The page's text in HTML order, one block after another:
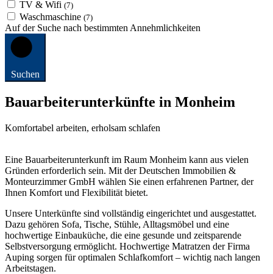
TV & Wifi (7)
Waschmaschine (7)
Auf der Suche nach bestimmten Annehmlichkeiten
Suchen
Bauarbeiterunterkünfte in Monheim
Komfortabel arbeiten, erholsam schlafen
Eine Bauarbeiterunterkunft im Raum Monheim kann aus vielen
Gründen erforderlich sein. Mit der Deutschen Immobilien &
Monteurzimmer GmbH wählen Sie einen erfahrenen Partner, der
Ihnen Komfort und Flexibilität bietet.
Unsere Unterkünfte sind vollständig eingerichtet und ausgestattet.
Dazu gehören Sofa, Tische, Stühle, Alltagsmöbel und eine
hochwertige Einbauküche, die eine gesunde und zeitsparende
Selbstversorgung ermöglicht. Hochwertige Matratzen der Firma
Auping sorgen für optimalen Schlafkomfort – wichtig nach langen
Arbeitstagen.